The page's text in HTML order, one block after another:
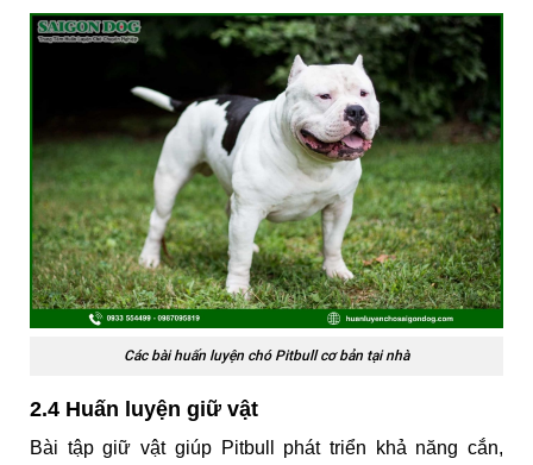
Các bài huấn luyện chó Pitbull cơ bản tại nhà
2.4 Huấn luyện giữ vật
Bài tập giữ vật giúp Pitbull phát triển khả năng cắn,